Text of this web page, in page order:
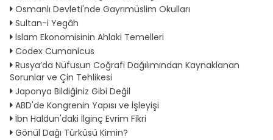
Osmanlı Devleti'nde Gayrımüslim Okulları
Sultan-i Yegâh
İslam Ekonomisinin Ahlaki Temelleri
Codex Cumanicus
Rusya’da Nüfusun Coğrafi Dağılımından Kaynaklanan
Sorunlar ve Çin Tehlikesi
Japonya Bildiğiniz Gibi Değil
ABD'de Kongrenin Yapısı ve İşleyişi
İbn Haldun'daki İlginç Evrim Fikri
Gönül Dağı Türküsü Kimin?